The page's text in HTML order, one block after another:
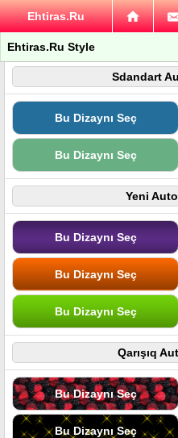
Ehtiras.Ru
Ehtiras.Ru Style
Sdandart
Bu Dizaynı Seç
Bu Dizaynı Seç
Yeni
Bu Dizaynı Seç
Bu Dizaynı Seç
Bu Dizaynı Seç
Qarışıq
Bu Dizaynı Seç
Bu Dizaynı Seç